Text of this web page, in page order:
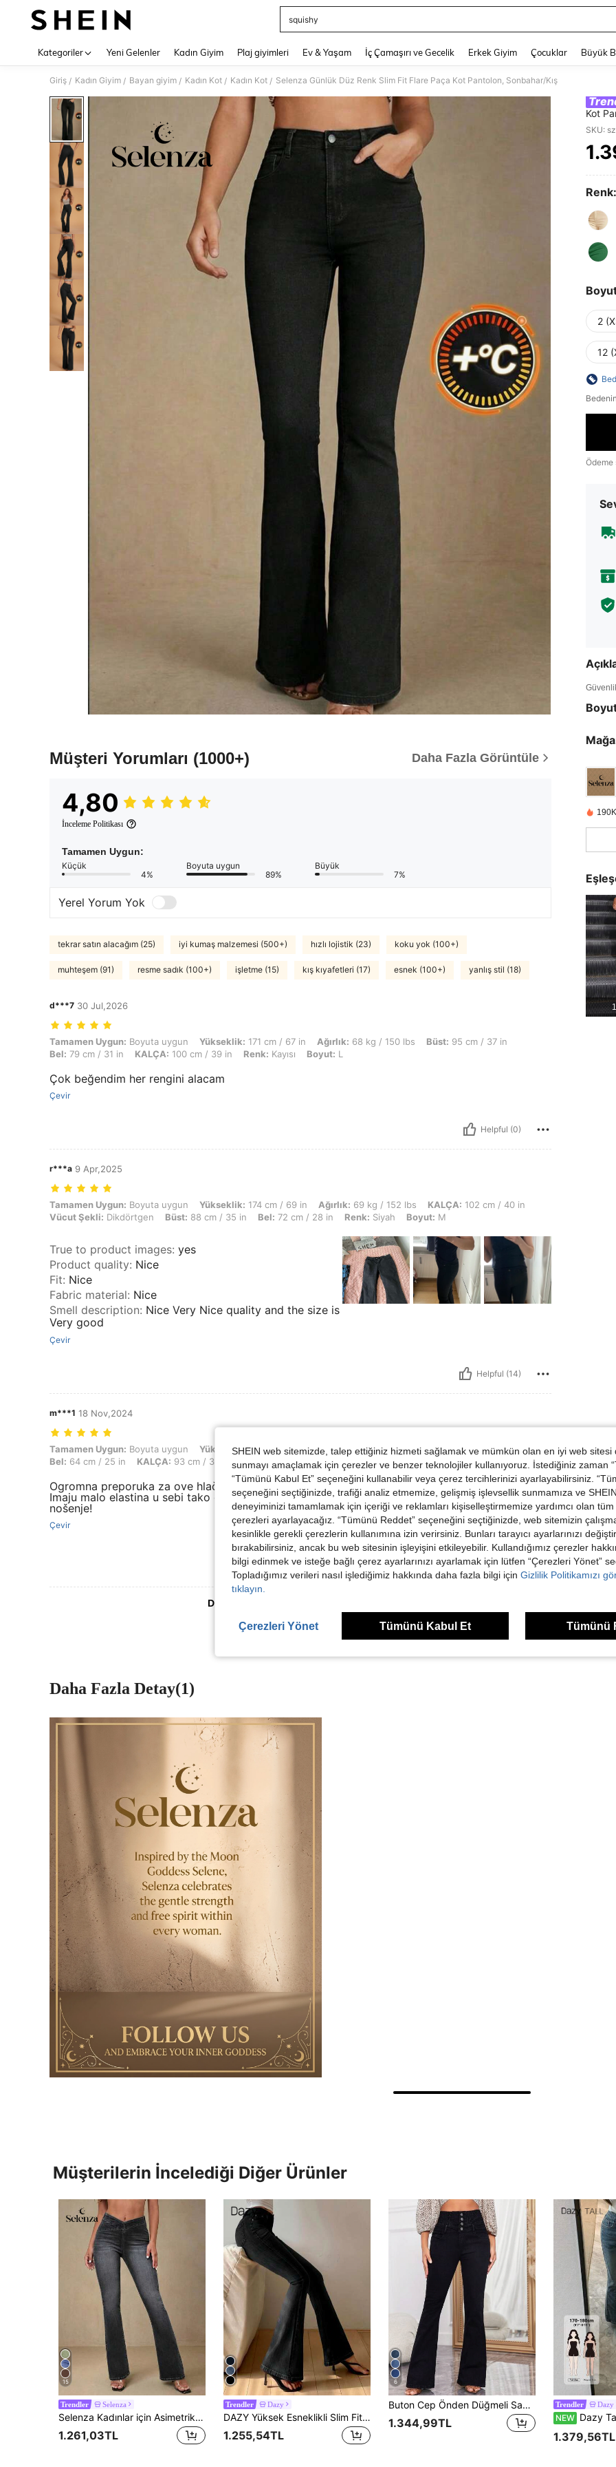
squishy
Kategoriler Yeni Gelenler Kadın Giyim Plaj giyimleri Ev & Yaşam İç Çamaşırı ve Gecelik Erkek Giyim Çocuklar Büyük
Giriş / Kadın Giyim / Bayan giyim / Kadın Kot / Kadın Kot / Selenza Günlük Düz Renk Slim Fit Flare Paça Kot Pantolon, Sonbahar/Kış
Müşteri Yorumları (1000+) Daha Fazla Görüntüle
4,80
İnceleme Politikası
Tamamen Uygun:
Küçük
4%
Boyuta uygun
89%
Büyük
7%
Yerel Yorum Yok
tekrar satın alacağım (25) iyi kumaş malzemesi (500+) hızlı lojistik (23) koku yok (100+)
muhteşem (91) resme sadık (100+) işletme (15) kış kıyafetleri (17) esnek (100+) yanlış stil (18)
d***7 30 Jul,2026
Tamamen Uygun: Boyuta uygun, Yükseklik: 171 cm / 67 in, Ağırlık: 68 kg / 150 lbs, Büst: 95 cm / 37 in, Bel: 79 cm / 31 in, KALÇA: 100 cm / 39 in, Renk:
Tamamen Uygun: Boyuta uygun Yükseklik: 171 cm / 67 in Ağırlık: 68 kg / 150 lbs Büst: 95 cm / 37 in
Bel: 79 cm / 31 in KALÇA: 100 cm / 39 in Renk: Kayısı Boyut: L
Çok beğendim her rengini alacam
Çevir
Helpful (0)
r***a 9 Apr,2025
Tamamen Uygun: Boyuta uygun, Yükseklik: 174 cm / 69 in, Ağırlık: 69 kg / 152 lbs, KALÇA: 102 cm / 40 in, Vücut Şekli: Dikdörtgen, Büst: 88 cm / 35
Tamamen Uygun: Boyuta uygun Yükseklik: 174 cm / 69 in Ağırlık: 69 kg / 152 lbs KALÇA: 102 cm / 40 in
Vücut Şekli: Dikdörtgen Büst: 88 cm / 35 in Bel: 72 cm / 28 in Renk: Siyah Boyut: M
True to product images: yes
Product quality: Nice
Fit: Nice
Fabric material: Nice
Smell description: Nice Very Nice quality and the size is
Very good
Çevir
Helpful (14)
m***1 18 Nov,2024
Tamamen Uygun: Boyuta uygun, Yükseklik: 162 cm / 64 in, Ağırlık: 52 kg / 115 lbs, Büst: 92 cm / 36 in, Bel: 64 cm / 25 in, KALÇA: 93 cm / 37 in, Renk:
Tamamen Uygun: Boyuta uygun Yükseklik:162 cm / 64 in Ağırlık: 52 kg / 115 lbs Büst:92 cm / 36 in
Bel: 64 cm / 25 in KALÇA: 93 cm / 37 in Renk:Siyah Boyut:S
Ogromna preporuka za ove hlače! Savršeno stoje!
Imaju malo elastina u sebi tako da su jako ugodne za
nošenje!
Çevir
Helpful (8)
Daha Fazla Değerlendirme Görüntüle
Kot
SKU:
Renk:
2
12
Ödeme
Daha Fazla Detay(1)
Müşterilerin İncelediği Diğer Ürünler
15
Trendler Selenza
Selenza Kadınlar için Asimetrik Bel Kesimli, Günlük Kullanıma Uygun, Geniş Paçalı Kot Pantolon
1.261,03TL
Trendler Dazy
DAZY Yüksek Esneklikli Slim Fit Yıkanmış Mavi Flare Pantolon, Çok Yönlü Her Mevsim Düşük Bel Pantolon
1.255,54TL
6
Buton Cep Önden Düğmeli Sade Kadın Kot
1.344,99TL
Trendler Dazy
NEW Dazy Tall Kadın
1.379,56TL
SHEIN web sitemizde, talep ettiğiniz hizmeti sağlamak ve mümkün olan en iyi web sitesi
sunmayı amaçlamak için çerezler ve benzer teknolojiler kullanıyoruz. İstediğiniz zaman
“Tümünü Kabul Et” seçeneğini kullanabilir veya çerez tercihlerinizi ayarlayabilirsiniz.
seçeneğini seçtiğinizde, trafiği analiz etmemize, gelişmiş işlevsellik sunmamıza ve
deneyiminizi tamamlamak için içeriği ve reklamları kişiselleştirmemize yardımcı olan tüm
çerezleri ayarlayacağız. “Tümünü Reddet” seçeneğini seçtiğinizde, web sitemizin
kesinlikle gerekli çerezlerin kullanımına izin verirsiniz. Bunları tarayıcı ayarlarınızı
bırakabilirsiniz, ancak bu web sitesinin işleyişini etkileyebilir. Kullandığımız çerezler
bilgi edinmek ve isteğe bağlı çerez ayarlarınızı ayarlamak için lütfen “Çerezleri Yönet”
Topladığımız verileri nasıl işlediğimiz hakkında daha fazla bilgi için Gizlilik Politikamızı
tıklayın.
Çerezleri Yönet Tümünü Kabul Et Tümünü